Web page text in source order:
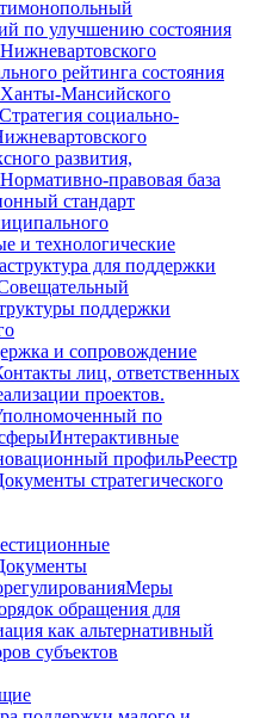
по улучшению состояния
рейтинга состояния
Мансийского
Стратегия социально-
развития,
Нормативно-правовая база
стандарт
и технологические
для поддержки
поддержки
и сопровождение
лиц, ответственных
проектов.
по
Интерактивные
профильРеестр
стратегического
Меры
обращения для
как альтернативный
субъектов